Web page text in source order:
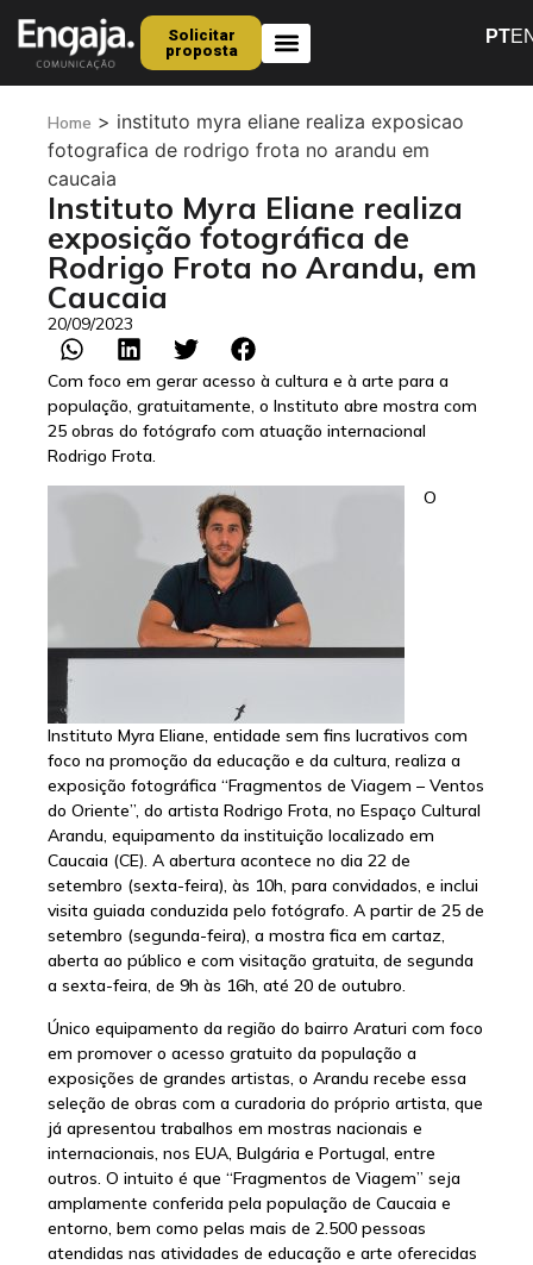
Solicitar
proposta
PT
Home > instituto myra eliane realiza exposicao
fotografica de rodrigo frota no arandu em
caucaia
Instituto Myra Eliane realiza
exposição fotográfica de
Rodrigo Frota no Arandu, em
Caucaia
20/09/2023
Com foco em gerar acesso à cultura e à arte para a
população, gratuitamente, o Instituto abre mostra com
25 obras do fotógrafo com atuação internacional
Rodrigo Frota.
O
Instituto Myra Eliane, entidade sem fins lucrativos com
foco na promoção da educação e da cultura, realiza a
exposição fotográfica “Fragmentos de Viagem – Ventos
do Oriente”, do artista Rodrigo Frota, no Espaço Cultural
Arandu, equipamento da instituição localizado em
Caucaia (CE). A abertura acontece no dia 22 de
setembro (sexta-feira), às 10h, para convidados, e inclui
visita guiada conduzida pelo fotógrafo. A partir de 25 de
setembro (segunda-feira), a mostra fica em cartaz,
aberta ao público e com visitação gratuita, de segunda
a sexta-feira, de 9h às 16h, até 20 de outubro.
Único equipamento da região do bairro Araturi com foco
em promover o acesso gratuito da população a
exposições de grandes artistas, o Arandu recebe essa
seleção de obras com a curadoria do próprio artista, que
já apresentou trabalhos em mostras nacionais e
internacionais, nos EUA, Bulgária e Portugal, entre
outros. O intuito é que “Fragmentos de Viagem” seja
amplamente conferida pela população de Caucaia e
entorno, bem como pelas mais de 2.500 pessoas
atendidas nas atividades de educação e arte oferecidas